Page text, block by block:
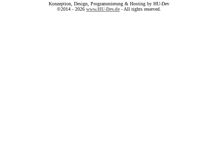
Konzeption, Design, Programmierung & Hosting by HU-Dev
©2014 - 2026 www.HU-Dev.de - All rights reserved.